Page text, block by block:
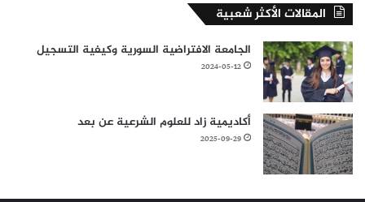
المقالات الأكثر شعبية
الجامعة الافتراضية السورية وكيفية التسجيل
2024-05-12
أكاديمية زاد للعلوم الشرعية عن بعد
2025-09-29